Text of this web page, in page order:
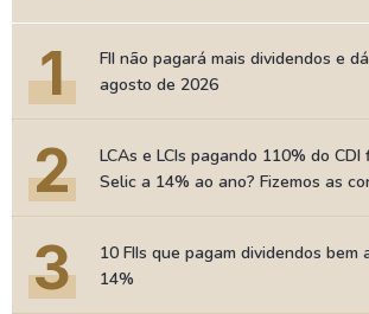
1
FII não pagará mais dividendos e
agosto de 2026
2
LCAs e LCIs pagando 110% do CDI
Selic a 14% ao ano? Fizemos as
3
10 FIIs que pagam dividendos bem
14%